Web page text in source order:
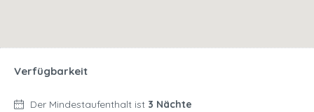
Verfügbarkeit
Der Mindestaufenthalt ist 3 Nächte